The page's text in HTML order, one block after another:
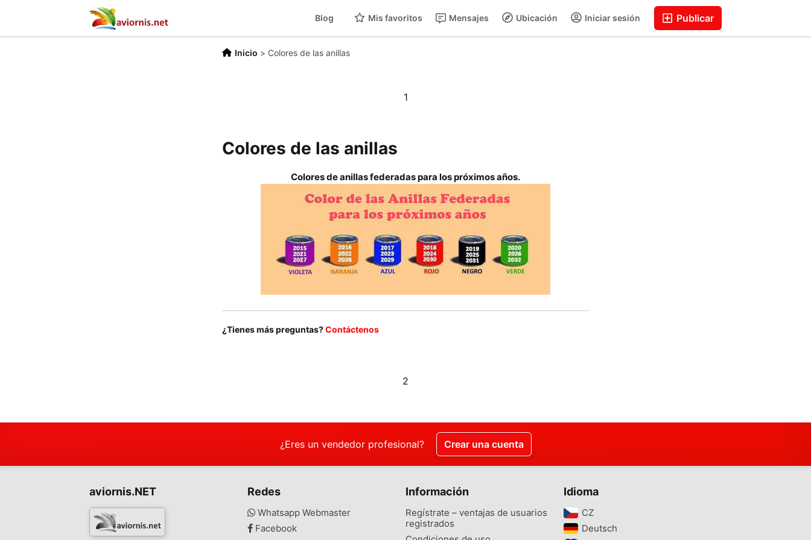
Publicar
Iniciar sesión
Ubicación
Mensajes
Mis favoritos
Blog
Inicio > Colores de las anillas
1
Colores de las anillas
Colores de anillas federadas para los próximos años.
¿Tienes más preguntas?Contáctenos
2
¿Eres un vendedor profesional? Crear una cuenta
aviornis.NET Redes
Whatsapp Webmaster
Facebook
Información
Regístrate – ventajas de usuarios
registrados
Idioma
CZ‎
Deutsch‎